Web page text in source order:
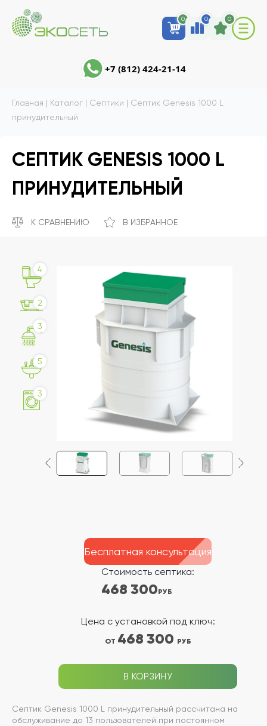
0 0 0
+7 (812) 424-21-14
Главная | Каталог | Септики | Септик Genesis 1000 L
принудительный
СЕПТИК GENESIS 1000 L
ПРИНУДИТЕЛЬНЫЙ
К СРАВНЕНИЮ В ИЗБРАННОЕ
4
2
3
5
3
Стоимость септика:
468 300РУБ
Цена с установкой под ключ:
ОТ 468 300 РУБ
В КОРЗИНУ
Бесплатная консультация
Септик Genesis 1000 L принудительный рассчитана на
обслуживание до 13 пользователей при постоянном